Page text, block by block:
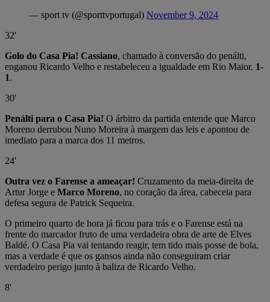
— sport tv (@sporttvportugal) November 9, 2024
32'
Golo do Casa Pia! Cassiano, chamado à conversão do penálti,
enganou Ricardo Velho e restabeleceu a igualdade em Rio Maior. 1-
1.
30'
Penálti para o Casa Pia! O árbitro da partida entende que Marco
Moreno derrubou Nuno Moreira à margem das leis e apontou de
imediato para a marca dos 11 metros.
24'
Outra vez o Farense a ameaçar! Cruzamento da meia-direita de
Artur Jorge e Marco Moreno, no coração da área, cabeceia para
defesa segura de Patrick Sequeira.
O primeiro quarto de hora já ficou para trás e o Farense está na
frente do marcador fruto de uma verdadeira obra de arte de Elves
Baldé. O Casa Pia vai tentando reagir, tem tido mais posse de bola,
mas a verdade é que os gansos ainda não conseguiram criar
verdadeiro perigo junto à baliza de Ricardo Velho.
8'